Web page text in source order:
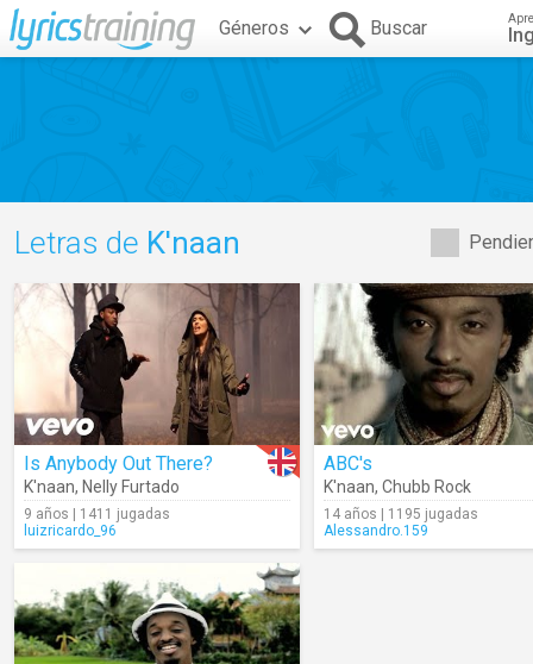
Géneros Buscar
Letras de K'naan
Is Anybody Out There?
K'naan, Nelly Furtado
9 años | 1411 jugadas
luizricardo_96
ABC's
K'naan, Chubb Rock
14 años | 1195 jugadas
Alessandro.159